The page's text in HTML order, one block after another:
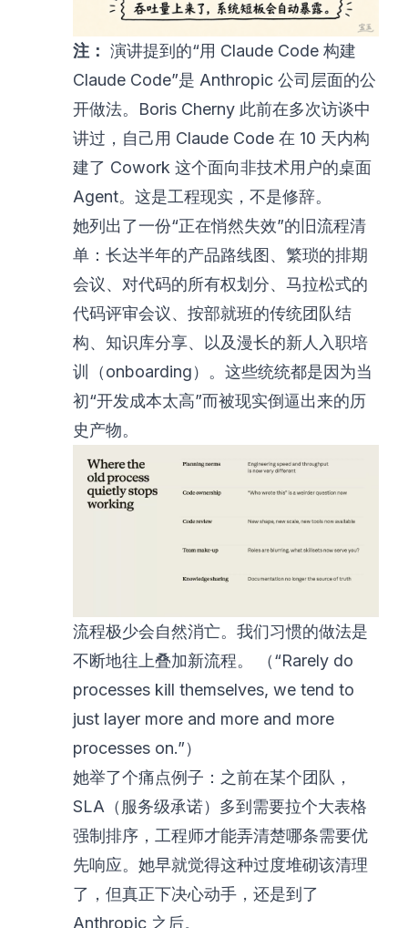
注： 演讲提到的“用 Claude Code 构建
Claude Code”是 Anthropic 公司层面的公
开做法。Boris Cherny 此前在多次访谈中
讲过，自己用 Claude Code 在 10 天内构
建了 Cowork 这个面向非技术用户的桌面
Agent。这是工程现实，不是修辞。
她列出了一份“正在悄然失效”的旧流程清
单：长达半年的产品路线图、繁琐的排期
会议、对代码的所有权划分、马拉松式的
代码评审会议、按部就班的传统团队结
构、知识库分享、以及漫长的新人入职培
训（onboarding）。这些统统都是因为当
初“开发成本太高”而被现实倒逼出来的历
史产物。
流程极少会自然消亡。我们习惯的做法是
不断地往上叠加新流程。 （“Rarely do
processes kill themselves, we tend to
just layer more and more and more
processes on.”）
她举了个痛点例子：之前在某个团队，
SLA（服务级承诺）多到需要拉个大表格
强制排序，工程师才能弄清楚哪条需要优
先响应。她早就觉得这种过度堆砌该清理
了，但真正下决心动手，还是到了
Anthropic 之后。